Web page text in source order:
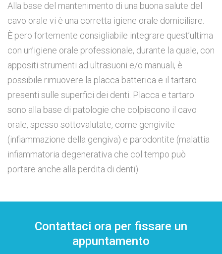
Alla base del mantenimento di una buona salute del
cavo orale vi è una corretta igiene orale domiciliare.
È pero fortemente consigliabile integrare quest’ultima
con un’igiene orale professionale, durante la quale, con
appositi strumenti ad ultrasuoni e/o manuali, è
possibile rimuovere la placca batterica e il tartaro
presenti sulle superfici dei denti. Placca e tartaro
sono alla base di patologie che colpiscono il cavo
orale, spesso sottovalutate, come gengivite
(infiammazione della gengiva) e parodontite (malattia
infiammatoria degenerativa che col tempo può
portare anche alla perdita di denti).
Contattaci ora per fissare un
appuntamento